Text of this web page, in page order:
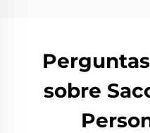
sobre